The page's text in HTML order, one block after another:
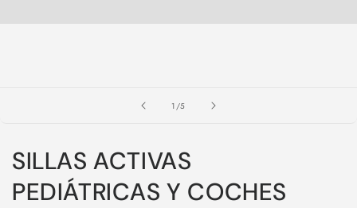
1 /de
5
SILLAS ACTIVAS
PEDIÁTRICAS Y COCHES